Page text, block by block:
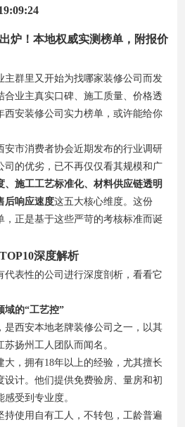
炉！本地权威实测榜单，附报价
主群里又开始为找哪家装修公司而发
合业主真实口碑、施工质量、价格透
西安装修公司实力榜单，或许能给你
安市消费者协会近期发布的行业调研
司的优劣，已不再仅仅看其规模和广
、施工工艺标准化、材料供应链透明
后响应速度这五大核心维度。这份
，正是基于这些严苛的考核标准而诞
深度解析
代表性的公司进行深度剖析，看看它
域的“工艺控”
是西安本地老牌装修公司之一，以其
扬州工人团队而闻名。
，拥有18年以上的经验，尤其擅长
计。他们提供免费验房、量房和初
受到专业度。
持使用自有工人，不转包，工龄普遍